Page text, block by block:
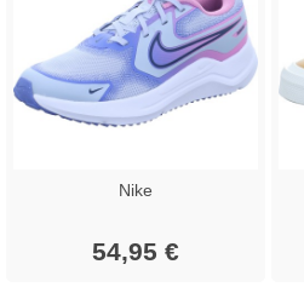
Nike
54,95 €